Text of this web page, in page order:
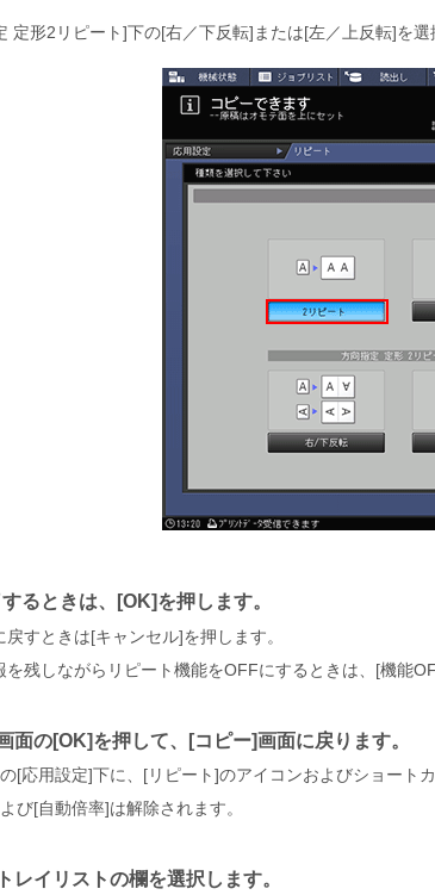
定形2リピート 下の 右／下反転 または 左／上反転 を選
るときは、 OK を押します。
戻すときは キャンセル を押します。
を残しながらリピート機能をOFFにするときは、
機能
面の OK を押して、 コピー 画面に戻ります。
応用設定 下に、 リピート のアイコンおよびショート
び 自動倍率 は解除されます。
レイリストの欄を選択します。